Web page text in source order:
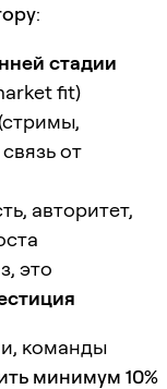
:
стадии
fit)
от
авторитет,
это
команды
минимум 10%